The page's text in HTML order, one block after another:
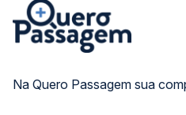
Na Quero Passagem sua